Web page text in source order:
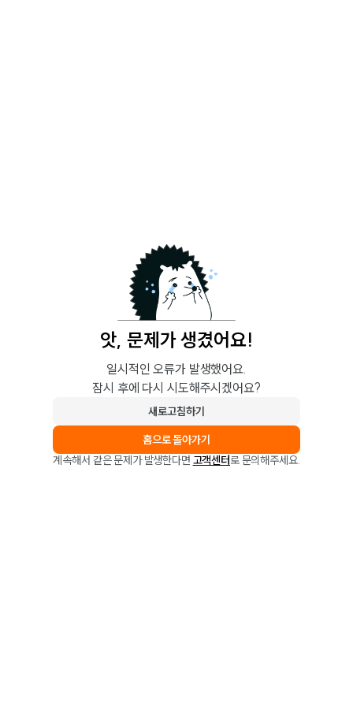
앗, 문제가 생겼어요!
일시적인 오류가 발생했어요.
잠시 후에 다시 시도해주시겠어요?
새로고침하기
홈으로 돌아가기
계속해서 같은 문제가 발생한다면 고객센터로 문의해주세요.